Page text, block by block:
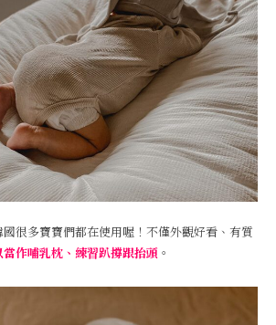
國很多寶寶們都在使用喔！不僅外觀好看、有質
當作哺乳枕、練習趴撐跟抬頭 。